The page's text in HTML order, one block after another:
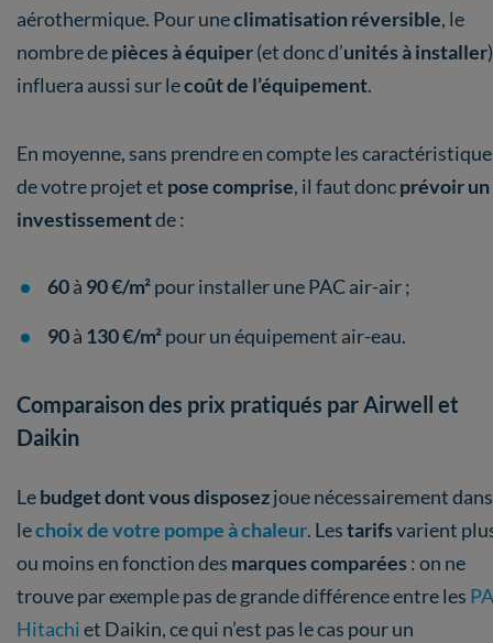
aérothermique. Pour uneclimatisation réversible, le
nombre depièces à équiper(et donc d’unités à installer)
influera aussi sur lecoût de l’équipement.
En moyenne, sans prendre en compte les
de votre projet et pose comprise, il faut doncprévoir un
investissementde :
60à 90 €/m²pour installer une PAC air-air ;
90à 130 €/m²pour un équipement air-eau.
Comparaison des prix pratiqués par Airwell et
Daikin
Lebudget dont vous disposezjoue nécessairement dans
lechoix de votre pompe à chaleur. Lestarifsvarient
ou moins en fonction des marques comparées : on ne
trouve par exemple pas de grande différence entre les
Hitachiet Daikin, ce qui n’est pas le cas pour un